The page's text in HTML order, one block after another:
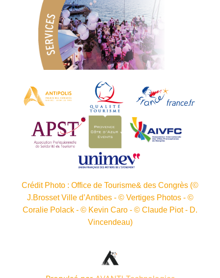
Crédit Photo : Office de Tourisme& des Congrès (©
J.Brosset Ville d’Antibes - © Vertiges Photos - ©
Coralie Polack - © Kevin Caro - © Claude Piot - D.
Vincendeau)